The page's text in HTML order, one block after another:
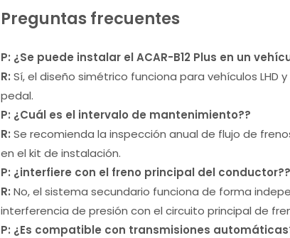
Preguntas frecuentes
P: ¿Se puede instalar el ACAR-B12 Plus en un
R: Sí, el diseño simétrico funciona para vehículos
pedal.
P: ¿Cuál es el intervalo de mantenimiento??
R: Se recomienda la inspección anual de flujo de
en el kit de instalación.
P: ¿interfiere con el freno principal del conductor??
R: No, el sistema secundario funciona de forma
interferencia de presión con el circuito principal de
P: ¿Es compatible con transmisiones